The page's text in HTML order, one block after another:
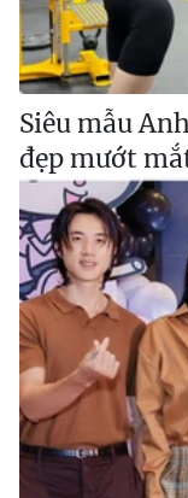
Siêu mẫu
đẹp mướt